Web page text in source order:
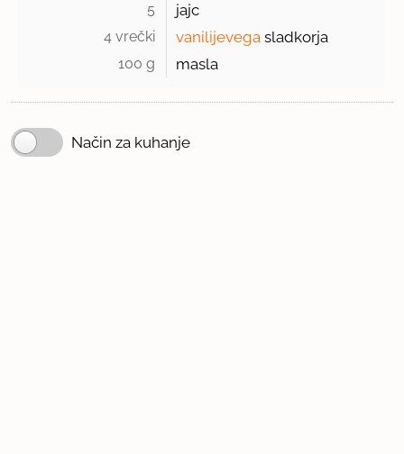
5 jajc
4 vrečki vanilijevega sladkorja
100 g masla
Način za kuhanje